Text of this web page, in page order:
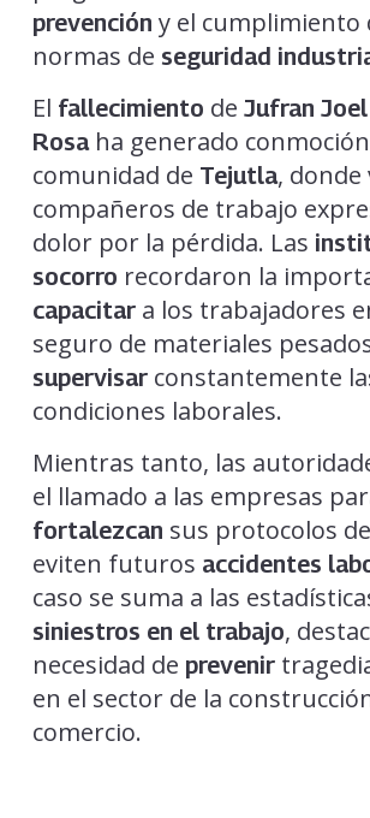
prevención y el cumplimiento
normas de seguridad
El fallecimiento de Jufran
Rosaha generado
comunidad de Tejutla, donde
compañeros de trabajo
dolor por la pérdida. Las
socorro recordaron la
capacitara los trabajadores
seguro de materiales
supervisarconstantemente
condiciones laborales.
Mientras tanto, las
el llamado a las empresas
fortalezcan sus protocolos de
eviten futuros accidentes
caso se suma a las
siniestros en el trabajo,
necesidad de prevenir
en el sector de la
comercio.